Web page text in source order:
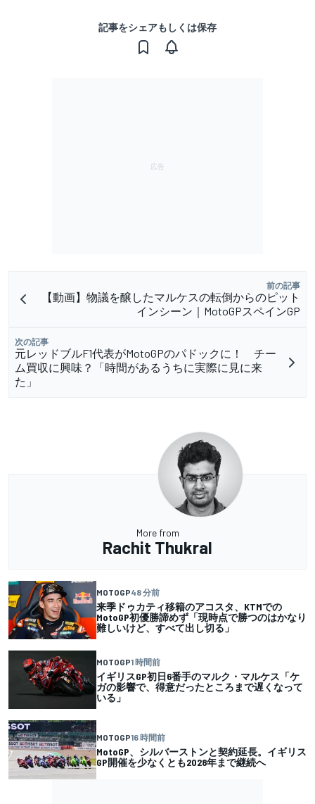
記事をシェアもしくは保存
前の記事
【動画】物議を醸したマルケスの転倒からのピット
インシーン｜MotoGPスペインGP
次の記事
元レッドブルF1代表がMotoGPのパドックに！ チー
ム買収に興味？「時間があるうちに実際に見に来
た」
More from
Rachit Thukral
MOTOGP48 分前
来季ドゥカティ移籍のアコスタ、KTMでの
MotoGP初優勝諦めず「現時点で勝つのはかなり
難しいけど、すべて出し切る」
MOTOGP1 時間前
イギリスGP初日6番手のマルク・マルケス「ケ
ガの影響で、得意だったところまで遅くなって
いる」
MOTOGP16 時間前
MotoGP、シルバーストンと契約延長。イギリス
GP開催を少なくとも2028年まで継続へ